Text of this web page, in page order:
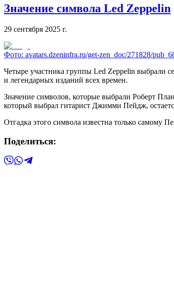
Значение символа Led Zeppelin
29 сентября 2025 г.
Фото: avatars.dzeninfra.ru/get-zen_doc/271828/
Четыре участника группы Led Zeppelin выбрали
и легендарных изданий всех времен.
Значение символов, которые выбрали Роберт
который выбрал гитарист Джимми Пейдж,
Отгадка этого символа известна только самому
Поделиться: